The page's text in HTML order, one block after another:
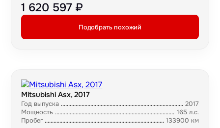
1 620 597 ₽
Подобрать похожий
Mitsubishi Asx, 2017
Год выпуска
2017
Мощность
165 л.с.
Пробег
133900 км